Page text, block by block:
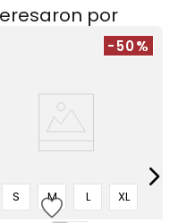
por
-50%
S M L XL